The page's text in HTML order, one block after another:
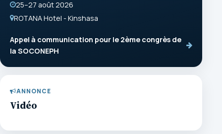
25–27 août 2026
ROTANA Hotel - Kinshasa
Appel à communication pour le 2ème congrès de
la SOCONEPH
ANNONCE
Vidéo